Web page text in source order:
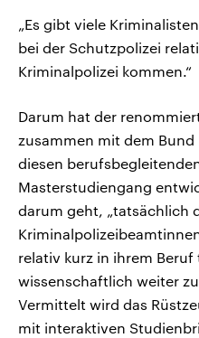
„Es gibt viele
bei der Schutzpolizei
Kriminalpolizei kommen.“
Darum hat der
zusammen mit dem
diesen
Masterstudiengang
darum geht, „tatsächlich
relativ kurz in ihrem
wissenschaftlich weiter
Vermittelt wird das
mit interaktiven